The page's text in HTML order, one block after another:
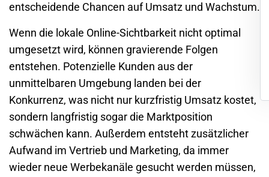
entscheidende Chancen auf Umsatz und Wachstum.
Wenn die lokale Online-Sichtbarkeit nicht optimal
umgesetzt wird, können gravierende Folgen
entstehen. Potenzielle Kunden aus der
unmittelbaren Umgebung landen bei der
Konkurrenz, was nicht nur kurzfristig Umsatz kostet,
sondern langfristig sogar die Marktposition
schwächen kann. Außerdem entsteht zusätzlicher
Aufwand im Vertrieb und Marketing, da immer
wieder neue Werbekanäle gesucht werden müssen,